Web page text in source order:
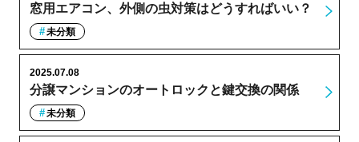
窓用エアコン、外側の虫対策はどうすればいい？
未分類
分譲マンションのオートロックと鍵交換の関係
2025.07.08
未分類